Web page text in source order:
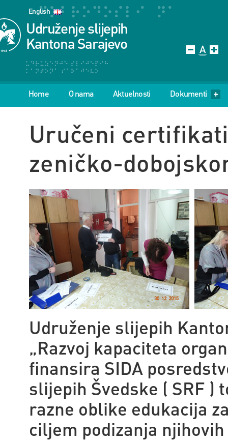
English
Udruženje slijepih
Kantona Sarajevo
Home O nama Aktuelnosti Dokumenti
Uručeni
zeničko-
Udruženje slijepih
„Razvoj kapaciteta
finansira SIDA
slijepih Švedske ( SRF )
razne oblike edukacija
ciljem podizanja